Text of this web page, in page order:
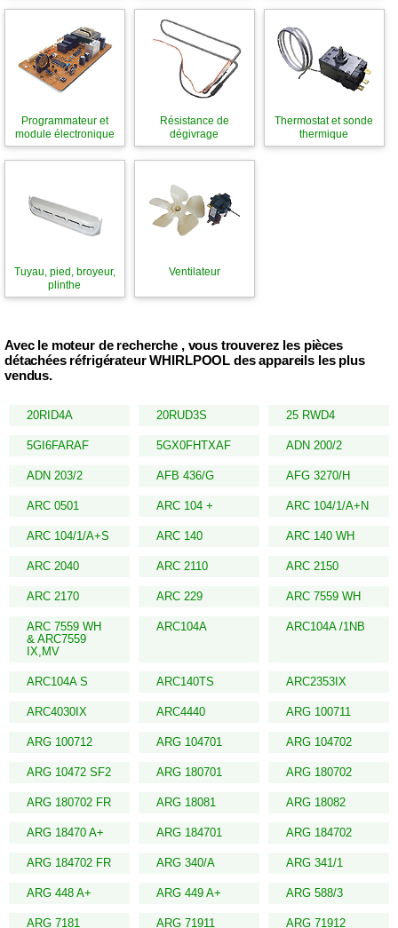
Programmateur et
module électronique
Résistance de
dégivrage
Thermostat et sonde
thermique
Tuyau, pied, broyeur,
plinthe
Ventilateur
Avec le moteur de recherche , vous trouverez les pièces
détachées réfrigérateur WHIRLPOOL des appareils les plus
vendus.
20RID4A 20RUD3S 25 RWD4
5GI6FARAF 5GX0FHTXAF ADN 200/2
ADN 203/2 AFB 436/G AFG 3270/H
ARC 0501 ARC 104 + ARC 104/1/A+N
ARC 104/1/A+S ARC 140 ARC 140 WH
ARC 2040 ARC 2110 ARC 2150
ARC 2170 ARC 229 ARC 7559 WH
ARC 7559 WH
& ARC7559
IX,MV
ARC104A ARC104A /1NB
ARC104A S ARC140TS ARC2353IX
ARC4030IX ARC4440 ARG 100711
ARG 100712 ARG 104701 ARG 104702
ARG 10472 SF2 ARG 180701 ARG 180702
ARG 180702 FR ARG 18081 ARG 18082
ARG 18470 A+ ARG 184701 ARG 184702
ARG 184702 FR ARG 340/A ARG 341/1
ARG 448 A+ ARG 449 A+ ARG 588/3
ARG 7181 ARG 71911 ARG 71912